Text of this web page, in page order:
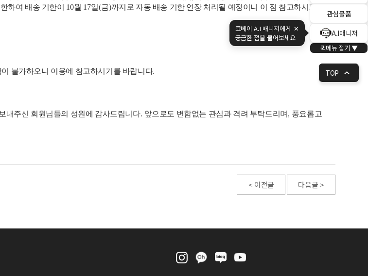
하여 배송 기한이 10월 17일(금)까지로 자동 배송 기한 연장 처리될 예정이니 이 점 참고하시기
이 불가하오니 이용에 참고하시기를 바랍니다.
내주신 회원님들의 성원에 감사드립니다. 앞으로도 변함없는 관심과 격려 부탁드리며 , 풍요롭고
< 이전글 다음글 >
관심물품
코베이 A.I 매니저에게 ✕
궁금한 점을 물어보세요
A.I매니저
퀵메뉴 접기 ▼
TOP